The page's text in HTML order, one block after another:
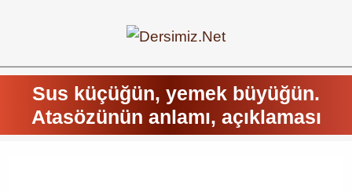
Sus küçüğün, yemek büyüğün.
Atasözünün anlamı, açıklaması